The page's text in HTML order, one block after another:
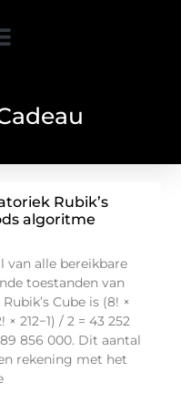
Rubik’s
algoritme
van alle bereikbare
toestanden van
Cube is (8! ×
× 212−1) / 2 = 43 252
856 000. Dit aantal
rekening met het